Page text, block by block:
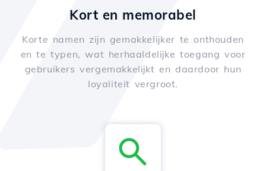
Kort en memorabel
Korte namen zijn gemakkelijker te onthouden
en te typen, wat herhaaldelijke toegang voor
gebruikers vergemakkelijkt en daardoor hun
loyaliteit vergroot.